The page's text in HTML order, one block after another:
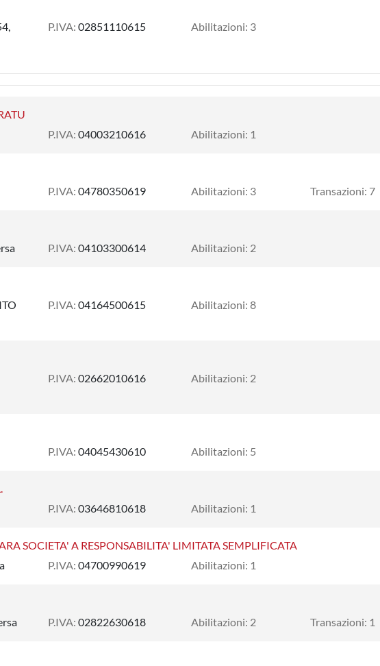
P.IVA: 02851110615 Abilitazioni: 3
P.IVA: 04003210616 Abilitazioni: 1
P.IVA: 04780350619 Abilitazioni: 3 Transazioni: 7
P.IVA: 04103300614 Abilitazioni: 2
P.IVA: 04164500615 Abilitazioni: 8
P.IVA: 02662010616 Abilitazioni: 2
P.IVA: 04045430610 Abilitazioni: 5
P.IVA: 03646810618 Abilitazioni: 1
SOCIETA' A RESPONSABILITA' LIMITATA SEMPLIFICATA
P.IVA: 04700990619 Abilitazioni: 1
P.IVA: 02822630618 Abilitazioni: 2 Transazioni: 1